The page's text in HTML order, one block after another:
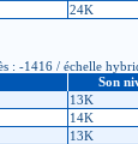
24K
-1416 / échelle
Son
13K
14K
13K